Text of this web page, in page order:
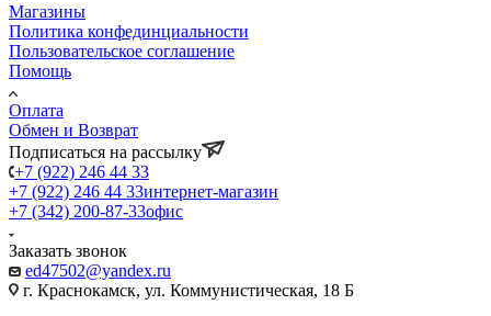
Магазины
Политика конфединциальности
Пользовательское соглашение
Помощь
Оплата
Обмен и Возврат
Подписаться на рассылку
+7 (922) 246 44 33
+7 (922) 246 44 33интернет-магазин
+7 (342) 200-87-33офис
Заказать звонок
ed47502@yandex.ru
г. Краснокамск, ул. Коммунистическая, 18 Б